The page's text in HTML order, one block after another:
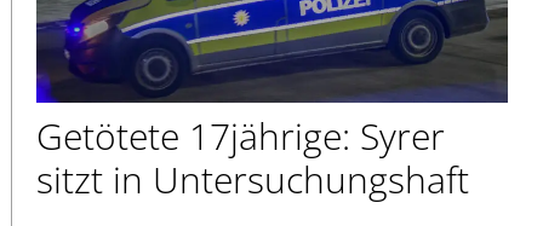
Getötete 17jährige: Syrer
sitzt in Untersuchungshaft